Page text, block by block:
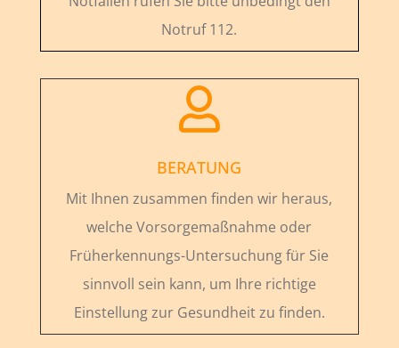
Notruf 112.

BERATUNG
Mit Ihnen zusammen finden wir heraus,
welche Vorsorgemaßnahme oder
Früherkennungs-Untersuchung für Sie
sinnvoll sein kann, um Ihre richtige
Einstellung zur Gesundheit zu finden.